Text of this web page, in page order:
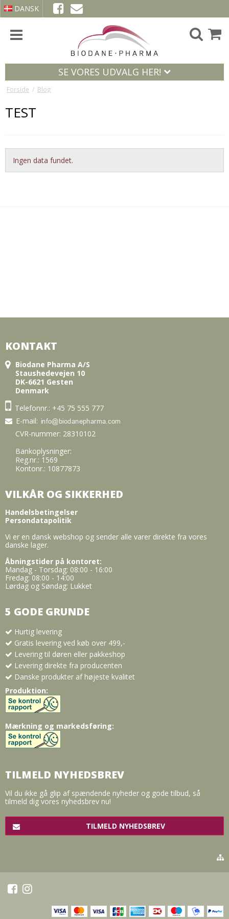
DANSK
SE VORES UDVALG HER!
Forside / Blog
TEST
Ingen data fundet.
KONTAKT
Biodane Pharma A/S
Staushedevejen 10
DK-6621 Gesten
Denmark
Telefonnr.: +45 75 555 777
E-mail:
CVR-nummer: 28310102
Bankoplysninger:
Reg.nr.: 1569
Kontonr.: 10877873
VILKÅR OG SIKKERHED
Handelsbetingelser
Persondatapolitik
Vi er en dansk webshop og sender alle varer direkte fra vores
danske lager.
Åbningstider på kontoret:
Mandag - Torsdag: 08:00 - 16:00
Fredag: 08:00 - 14:00
Lørdag og Søndag: Lukket
5 GODE GRUNDE
Hurtig levering
Gratis levering ved køb over 499,-
Levering til døren eller pakkeshop
Levering direkte fra producenten
Danske produkter af højeste kvalitet
Produktion:
Mærkning og markedsføring:
TILMELD NYHEDSBREV
Vil du ikke gå glip af spændende nyheder og gode tilbud, så
tilmeld dig vores nyhedsbrev nu!
TILMELD NYHEDSBREV